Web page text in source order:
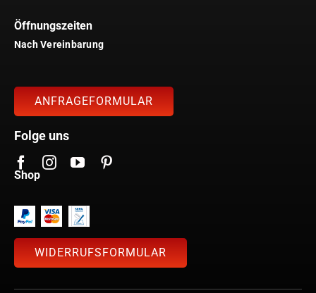
Öffnungszeiten
Nach Vereinbarung
ANFRAGEFORMULAR
Folge uns
Shop
WIDERRUFSFORMULAR